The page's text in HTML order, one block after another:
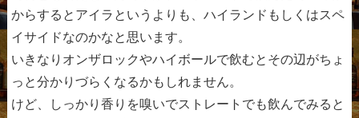
からするとアイラというよりも、ハイランドもしくはスペ
イサイドなのかなと思います。
いきなりオンザロックやハイボールで飲むとその辺がちょ
っと分かりづらくなるかもしれません。
けど、しっかり香りを嗅いでストレートでも飲んでみると